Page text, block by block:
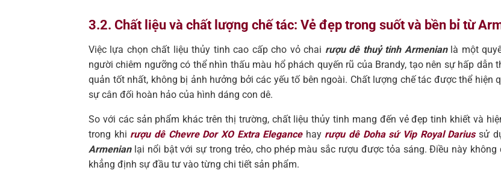
3.2. Chất liệu và chất lượng chế tác: Vẻ đẹp trong suốt và bền bỉ từ
Việc lựa chọn chất liệu thủy tinh cao cấp cho vỏ chai rượu dê thuỷ tinh Armenianlà một
người chiêm ngưỡng có thể nhìn thấu màu hổ phách quyến rũ của Brandy, tạo nên sự hấp
quản tốt nhất, không bị ảnh hưởng bởi các yếu tố bên ngoài. Chất lượng chế tác được thể
sự cân đối hoàn hảo của hình dáng con dê.
So với các sản phẩm khác trên thị trường, chất liệu thủy tinh mang đến vẻ đẹp tinh khiết và
trong khi rượu dê Chevre Dor XO Extra Elegancehay rượu dê Doha sứ Vip Royal Dariussử
Armenianlại nổi bật với sự trong trẻo, cho phép màu sắc rượu được tỏa sáng. Điều này
khẳng định sự đầu tư vào từng chi tiết sản phẩm.